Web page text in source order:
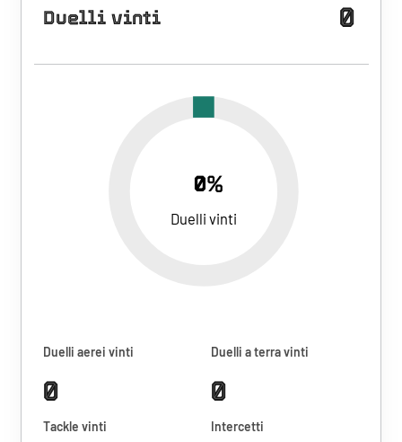
Duelli vinti 0
0%
Duelli vinti
Duelli aerei vinti
0
Duelli a terra vinti
0
Tackle vinti Intercetti